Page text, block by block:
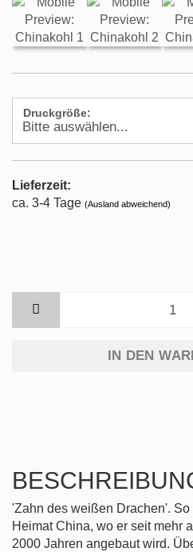
Druckgröße:
Lieferzeit:
ca. 3-4 Tage (Ausland abweichend)
IN DEN
'Zahn des weißen Drachen'.
Heimat China, wo er seit mehr
2000 Jahren angebaut wird.